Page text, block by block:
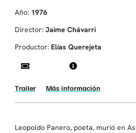
Año: 1976
Director: Jaime Chávarri
Productor: Elías Querejeta
Trailer Más información
Leopoldo Panero, poeta, murió en